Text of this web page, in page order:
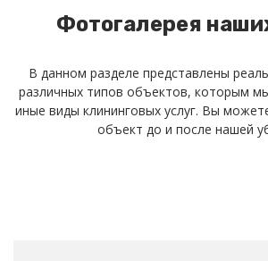
Фотогалерея
В данном разделе представлены
различных типов объектов, которым
иные виды клининговых услуг. Вы
объект до и после нашей